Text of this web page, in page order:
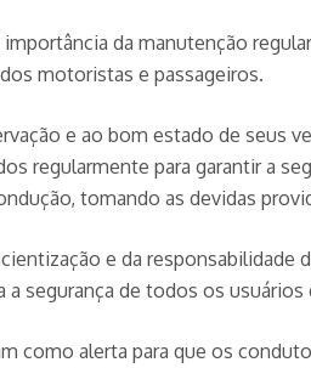
da manutenção
motoristas e passageiros.
e ao bom estado de seus
regularmente para garantir a
tomando as devidas
e da
segurança de todos os usuários
como alerta para que os